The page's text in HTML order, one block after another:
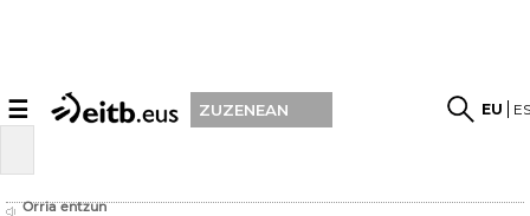
☰ ZUZENEAN EU
Orria entzun